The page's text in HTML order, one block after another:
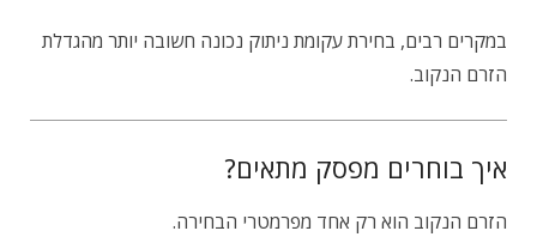
במקרים רבים, בחירת עקומת ניתוק נכונה חשובה יותר מהגדלת
הזרם הנקוב.
איך בוחרים מפסק מתאים?
הזרם הנקוב הוא רק אחד מפרמטרי הבחירה.